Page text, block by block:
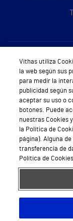
Política
Aviso Legal Política de
Vithas utiliza
la web según sus
para medir la
publicidad según
aceptar su uso o
botones. Puede
nuestras Cookies
la Política de
página). Alguna
transferencia de
Política de